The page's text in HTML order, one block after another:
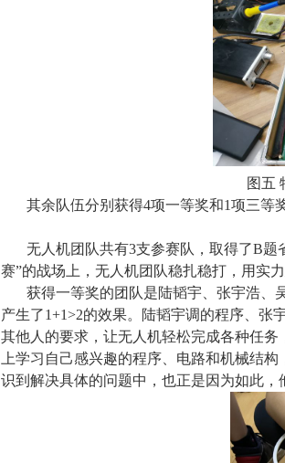
图五
其余队伍分别获得4项一等奖和1项三等
无人机团队共有3支参赛队，取得了B题
赛”的战场上，无人机团队稳扎稳打， 用实力
获得一等奖的团队是陆韬宇、张宇浩、
产生了1+1>2的效果。陆韬宇调的程序、张
其他人的要求，让无人机轻松完成各种任
上学习自己感兴趣的程序、电路和机械结
识到解决具体的问题中，也正是因为如此，